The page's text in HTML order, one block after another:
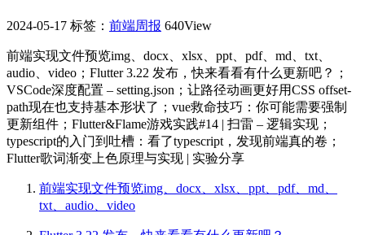
2024-05-17 标签： 前端周报 640View
前端实现文件预览img、docx、xlsx、ppt、pdf、md、txt、
audio、video；Flutter 3.22 发布，快来看看有什么更新吧？；
VSCode深度配置 – setting.json；让路径动画更好用CSS offset-
path现在也支持基本形状了；vue救命技巧：你可能需要强制
更新组件；Flutter&Flame游戏实践#14 | 扫雷 – 逻辑实现；
typescript的入门到吐槽：看了typescript，发现前端真的卷；
Flutter歌词渐变上色原理与实现 | 实验分享
前端实现文件预览img、docx、xlsx、ppt、pdf、md、
txt、audio、video